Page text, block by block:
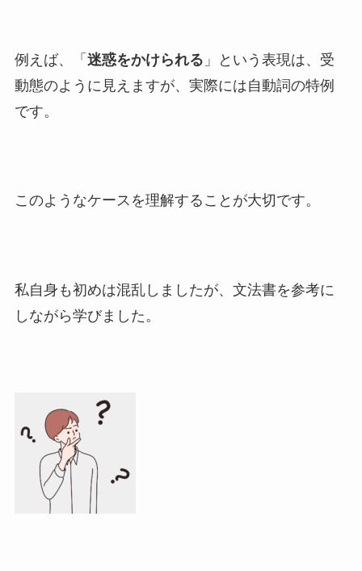
例えば、「 迷惑をかけられる 」という表現は、受
動態のように見えますが、実際には自動詞の特例
です。
このようなケースを理解することが大切です。
私自身も初めは混乱しましたが、文法書を参考に
しながら学びました。